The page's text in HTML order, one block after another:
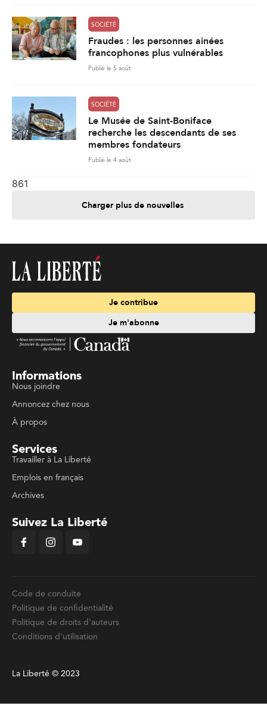
SOCIÉTÉ
Fraudes : les personnes ainées
francophones plus vulnérables
Publié le 5 août
SOCIÉTÉ
Le Musée de Saint-Boniface
recherche les descendants de ses
membres fondateurs
Publié le 4 août
861
Charger plus de nouvelles
Je contribue
Je m'abonne
Informations
Nous joindre
Annoncez chez nous
À propos
Services
Travailler à La Liberté
Emplois en français
Archives
Suivez La Liberté
Code de conduite
Politique de confidentialité
Politique de droits d'auteurs
Conditions d'utilisation
La Liberté © 2023